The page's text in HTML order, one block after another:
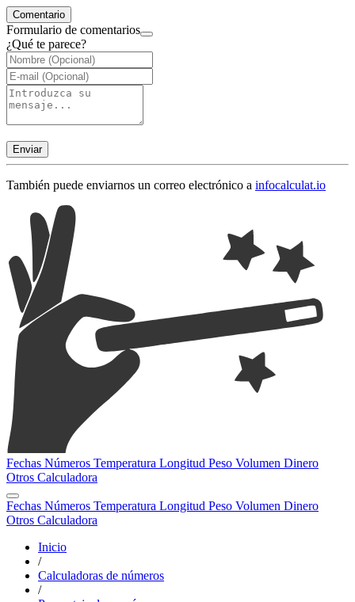
Comentario
Formulario de comentarios
¿Qué te parece?
Enviar
También puede enviarnos un correo electrónico a infocalculat.io
Fechas Números Temperatura Longitud Peso Volumen Dinero
Otros Calculadora
Fechas Números Temperatura Longitud Peso Volumen Dinero
Otros Calculadora
Inicio
/
Calculadoras de números
/